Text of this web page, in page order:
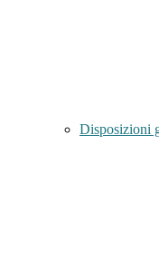
Disposizioni